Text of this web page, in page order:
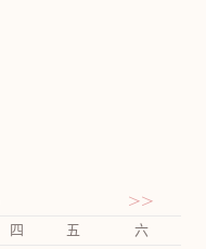
>>
四 五
六